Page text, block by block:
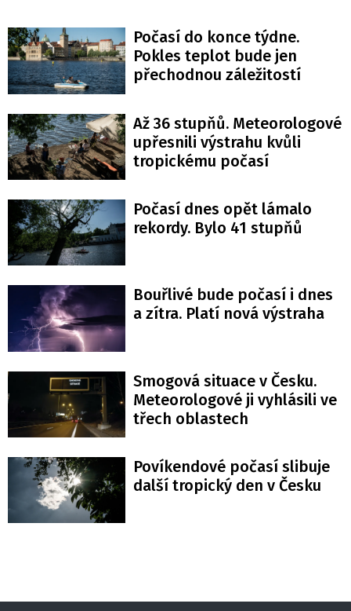
Počasí do konce týdne.
Pokles teplot bude jen
přechodnou záležitostí
Až 36 stupňů. Meteorologové
upřesnili výstrahu kvůli
tropickému počasí
Počasí dnes opět lámalo
rekordy. Bylo 41 stupňů
Bouřlivé bude počasí i dnes
a zítra. Platí nová výstraha
Smogová situace v Česku.
Meteorologové ji vyhlásili ve
třech oblastech
Povíkendové počasí slibuje
další tropický den v Česku